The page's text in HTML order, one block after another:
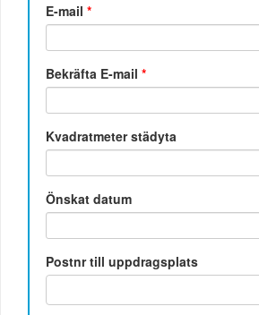
E-mail*
Bekräfta E-mail*
Kvadratmeter städyta
Önskat datum
Postnr till uppdragsplats